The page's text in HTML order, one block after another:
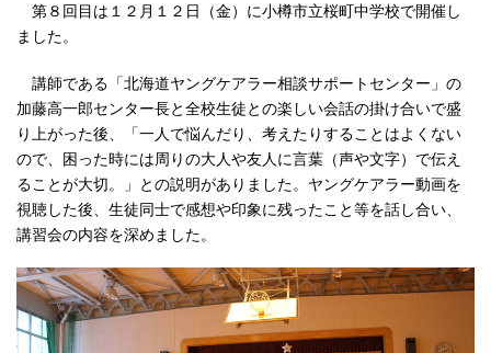
第８回目は１２月１２日（金）に小樽市立桜町中学校で開催し
ました。
講師である「北海道ヤングケアラー相談サポートセンター」の
加藤高一郎センター長と全校生徒との楽しい会話の掛け合いで盛
り上がった後、「一人で悩んだり、考えたりすることはよくない
ので、困った時には周りの大人や友人に言葉（声や文字）で伝え
ることが大切。」との説明がありました。ヤングケアラー動画を
視聴した後、生徒同士で感想や印象に残ったこと等を話し合い、
講習会の内容を深めました。